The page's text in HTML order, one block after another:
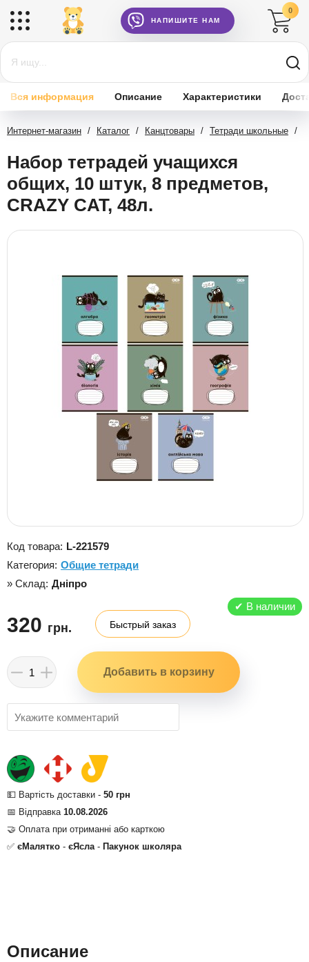
НАПИШИТЕ НАМ
0
Вся информация Описание Характеристики
Интернет-магазин / Каталог / Канцтовары / Тетради школьные /
Набор тетрадей учащихся
общих, 10 штук, 8 предметов,
CRAZY CAT, 48л.
Код товара: L-221579
Категория: Общие тетради
» Склад: Дніпро
✔ В наличии
320 грн. Быстрый заказ
💵 Вартість доставки - 50 грн
📅 Відправка 10.08.2026
🤝 Оплата при отриманні або карткою
✅ єМалятко - єЯсла- Пакунок школяра
Описание